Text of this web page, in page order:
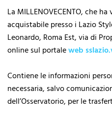
La MILLENOVECENTO, che
acquistabile presso i Lazio
Leonardo, Roma Est, via di
online sul portaleweb
Contiene le informazioni
necessaria, salvo
dell’Osservatorio, per le